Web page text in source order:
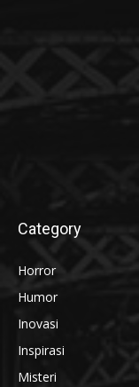
Category
Horror
Humor
Inovasi
Inspirasi
Misteri